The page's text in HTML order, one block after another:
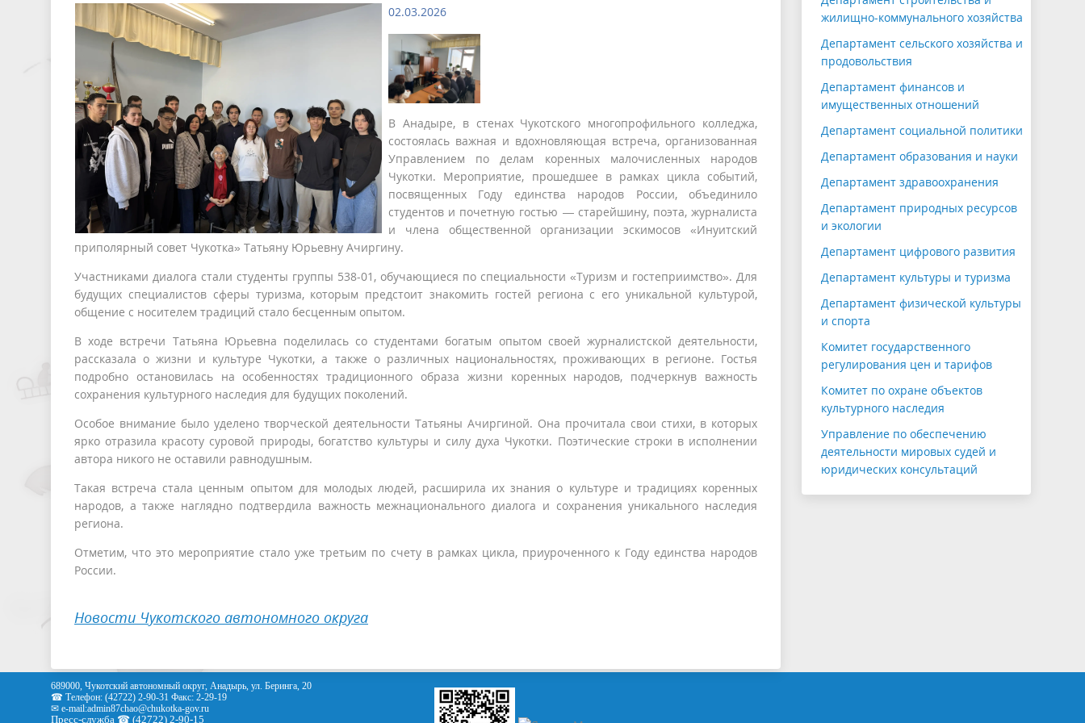
02.03.2026
В Анадыре, в стенах Чукотского многопрофильного колледжа,
состоялась важная и вдохновляющая встреча, организованная
Управлением по делам коренных малочисленных народов
Чукотки. Мероприятие, прошедшее в рамках цикла событий,
посвященных Году единства народов России, объединило
студентов и почетную гостью — старейшину, поэта, журналиста
и члена общественной организации эскимосов «Инуитский
приполярный совет Чукотка» Татьяну Юрьевну Ачиргину.
Участниками диалога стали студенты группы 538-01, обучающиеся по специальности «Туризм и гостеприимство». Для
будущих специалистов сферы туризма, которым предстоит знакомить гостей региона с его уникальной культурой,
общение с носителем традиций стало бесценным опытом.
В ходе встречи Татьяна Юрьевна поделилась со студентами богатым опытом своей журналистской деятельности,
рассказала о жизни и культуре Чукотки, а также о различных национальностях, проживающих в регионе. Гостья
подробно остановилась на особенностях традиционного образа жизни коренных народов, подчеркнув важность
сохранения культурного наследия для будущих поколений.
Особое внимание было уделено творческой деятельности Татьяны Ачиргиной. Она прочитала свои стихи, в которых
ярко отразила красоту суровой природы, богатство культуры и силу духа Чукотки. Поэтические строки в исполнении
автора никого не оставили равнодушным.
Такая встреча стала ценным опытом для молодых людей, расширила их знания о культуре и традициях коренных
народов, а также наглядно подтвердила важность межнационального диалога и сохранения уникального наследия
региона.
Отметим, что это мероприятие стало уже третьим по счету в рамках цикла, приуроченного к Году единства народов
России.
Новости Чукотского автономного округа
жилищно-коммунального хозяйства
Департамент сельского хозяйства и
продовольствия
Департамент финансов и
имущественных отношений
Департамент социальной политики
Департамент образования и науки
Департамент здравоохранения
Департамент природных ресурсов
и экологии
Департамент цифрового развития
Департамент культуры и туризма
Департамент физической культуры
и спорта
Комитет государственного
регулирования цен и тарифов
Комитет по охране объектов
культурного наследия
Управление по обеспечению
деятельности мировых судей и
юридических консультаций
689000, Чукотский автономный округ, Анадырь, ул. Беринга, 20
☎ Телефон: (42722) 2-90-31 Факс: 2-29-19
✉ e-mail:admin87chao@chukotka-gov.ru
Пресс-служба ☎ (42722) 2-90-15